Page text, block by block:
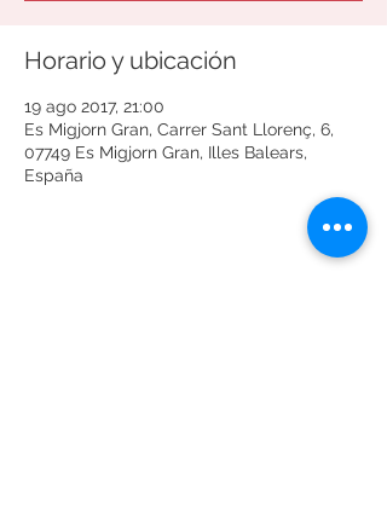
Horario y ubicación
19 ago 2017, 21:00
Es Migjorn Gran, Carrer Sant Llorenç, 6,
07749 Es Migjorn Gran, Illes Balears,
España